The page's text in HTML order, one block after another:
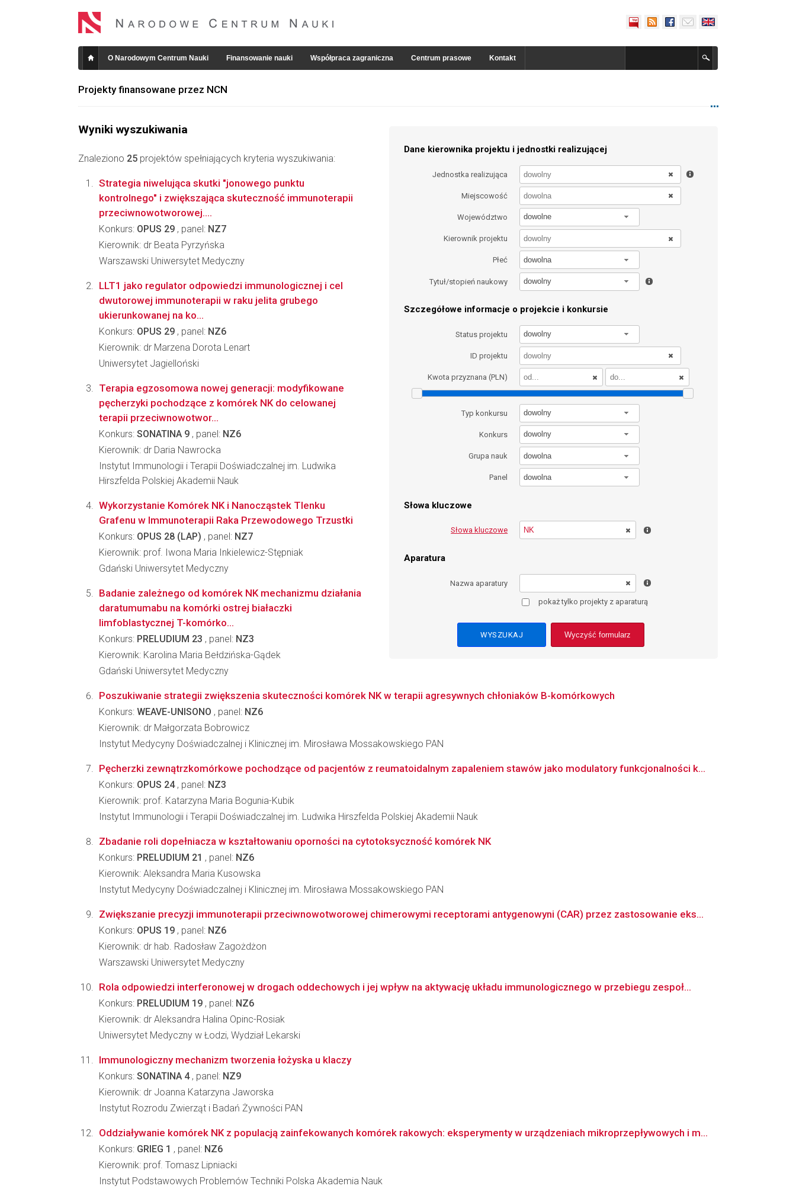
O Narodowym Centrum Nauki Finansowanie nauki Współpraca zagraniczna Centrum prasowe Kontakt
Projekty finansowane przez NCN
Wyniki wyszukiwania
Znaleziono 25 projektów spełniających kryteria wyszukiwania:
Dane kierownika projektu i jednostki realizującej
Jednostka realizująca
Miejscowość
Województwo dowolne
Kierownik projektu
Płeć dowolna
Tytuł/stopień naukowy dowolny
Szczegółowe informacje o projekcie i konkursie
Status projektu dowolny
ID projektu
Kwota przyznana (PLN)
Typ konkursu dowolny
Konkurs dowolny
Grupa nauk dowolna
Panel dowolna
Słowa kluczowe
Słowa kluczowe
Aparatura
Nazwa aparatury
pokaż tylko projekty z aparaturą
Wyczyść formularz
Strategia niwelująca skutki "jonowego punktu
kontrolnego" i zwiększająca skuteczność immunoterapii
przeciwnowotworowej....
Konkurs: OPUS 29 , panel: NZ7
Kierownik: dr Beata Pyrzyńska
Warszawski Uniwersytet Medyczny
LLT1 jako regulator odpowiedzi immunologicznej i cel
dwutorowej immunoterapii w raku jelita grubego
ukierunkowanej na ko...
Konkurs: OPUS 29 , panel: NZ6
Kierownik: dr Marzena Dorota Lenart
Uniwersytet Jagielloński
Terapia egzosomowa nowej generacji: modyfikowane
pęcherzyki pochodzące z komórek NK do celowanej
terapii przeciwnowotwor...
Konkurs: SONATINA 9 , panel: NZ6
Kierownik: dr Daria Nawrocka
Instytut Immunologii i Terapii Doświadczalnej im. Ludwika
Hirszfelda Polskiej Akademii Nauk
Wykorzystanie Komórek NK i Nanocząstek Tlenku
Grafenu w Immunoterapii Raka Przewodowego Trzustki
Konkurs: OPUS 28 (LAP) , panel: NZ7
Kierownik: prof. Iwona Maria Inkielewicz-Stępniak
Gdański Uniwersytet Medyczny
Badanie zależnego od komórek NK mechanizmu działania
daratumumabu na komórki ostrej białaczki
limfoblastycznej T-komórko...
Konkurs: PRELUDIUM 23 , panel: NZ3
Kierownik: Karolina Maria Bełdzińska-Gądek
Gdański Uniwersytet Medyczny
Poszukiwanie strategii zwiększenia skuteczności komórek NK w terapii agresywnych chłoniaków B-komórkowych
Konkurs: WEAVE-UNISONO , panel: NZ6
Kierownik: dr Małgorzata Bobrowicz
Instytut Medycyny Doświadczalnej i Klinicznej im. Mirosława Mossakowskiego PAN
Pęcherzki zewnątrzkomórkowe pochodzące od pacjentów z reumatoidalnym zapaleniem stawów jako modulatory funkcjonalności k...
Konkurs: OPUS 24, panel: NZ3
Kierownik: prof. Katarzyna Maria Bogunia-Kubik
Instytut Immunologii i Terapii Doświadczalnej im. Ludwika Hirszfelda Polskiej Akademii Nauk
Zbadanie roli dopełniacza w kształtowaniu oporności na cytotoksyczność komórek NK
Konkurs: PRELUDIUM 21 , panel: NZ6
Kierownik: Aleksandra Maria Kusowska
Instytut Medycyny Doświadczalnej i Klinicznej im. Mirosława Mossakowskiego PAN
Zwiększanie precyzji immunoterapii przeciwnowotworowej chimerowymi receptorami antygenowyni (CAR) przez zastosowanie eks...
Konkurs: OPUS 19 , panel: NZ6
Kierownik: dr hab. Radosław Zagożdżon
Warszawski Uniwersytet Medyczny
Rola odpowiedzi interferonowej w drogach oddechowych i jej wpływ na aktywację układu immunologicznego w przebiegu zespoł...
Konkurs: PRELUDIUM 19 , panel: NZ6
Kierownik: dr Aleksandra Halina Opinc-Rosiak
Uniwersytet Medyczny w Łodzi, Wydział Lekarski
Immunologiczny mechanizm tworzenia łożyska u klaczy
Konkurs: SONATINA 4, panel: NZ9
Kierownik: dr Joanna Katarzyna Jaworska
Instytut Rozrodu Zwierząt i Badań Żywności PAN
Oddziaływanie komórek NK z populacją zainfekowanych komórek rakowych: eksperymenty w urządzeniach mikroprzepływowych i m...
Konkurs: GRIEG 1 , panel: NZ6
Kierownik: prof. Tomasz Lipniacki
Instytut Podstawowych Problemów Techniki Polska Akademia Nauk